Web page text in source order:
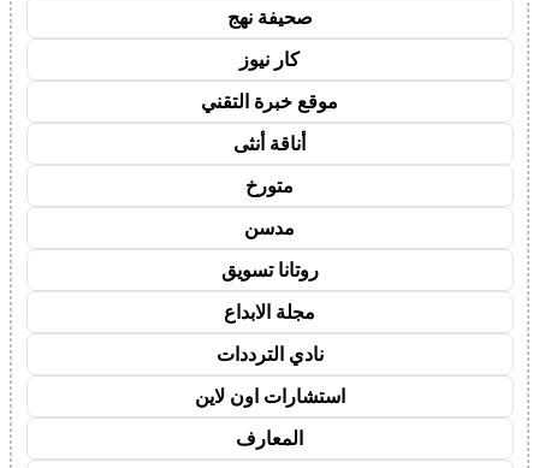
صحيفة نهج
كار نيوز
موقع خبرة التقني
أناقة أنثى
متورخ
مدسن
روتانا تسويق
مجلة الابداع
نادي الترددات
استشارات اون لاين
المعارف